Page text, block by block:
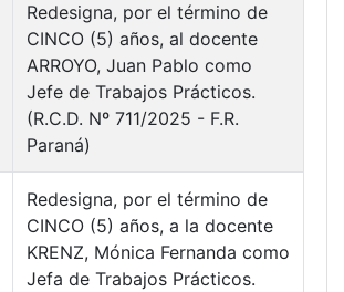
Redesigna, por el término de
CINCO (5) años, al docente
ARROYO, Juan Pablo como
Jefe de Trabajos Prácticos.
(R.C.D. Nº 711/2025 - F.R.
Paraná)
Redesigna, por el término de
CINCO (5) años, a la docente
KRENZ, Mónica Fernanda como
Jefa de Trabajos Prácticos.